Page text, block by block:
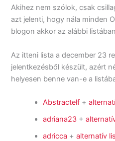
Akihez nem szólok, csak
azt jelenti, hogy nála minden
blogon akkor az alábbi
Az itteni lista a december 23
jelentkezésből készült, azért
helyesen benne van-e a
Abstractelf +
adriana23 +
adricca +alternatív